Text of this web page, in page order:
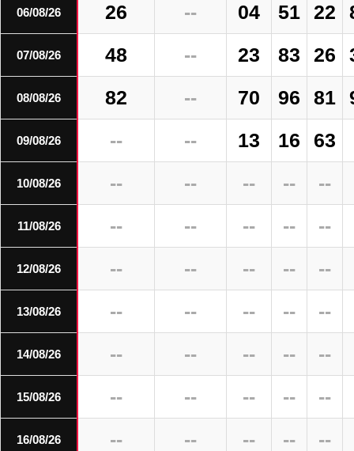
06/08/26 26 -- 04 51 22
07/08/26 48 -- 23 83 26
08/08/26 82 -- 70 96 81
09/08/26 -- -- 13 16 63
10/08/26 -- -- -- -- --
11/08/26 -- -- -- -- --
12/08/26 -- -- -- -- --
13/08/26 -- -- -- -- --
14/08/26 -- -- -- -- --
15/08/26 -- -- -- -- --
16/08/26 -- -- -- -- --